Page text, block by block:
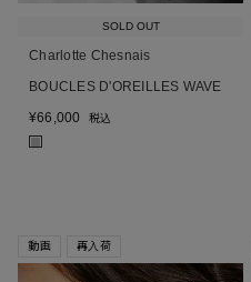
SOLD OUT
Charlotte Chesnais
BOUCLES D'OREILLES WAVE
¥66,000 税込
■
動画 再入荷